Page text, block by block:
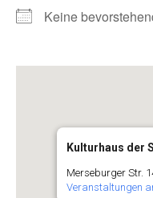
Keine
Kulturhaus der
Merseburger Str.
Veranstaltungen